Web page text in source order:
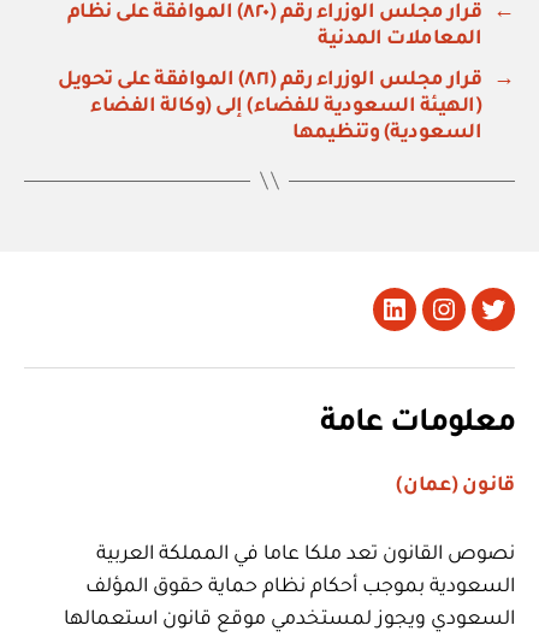
←
قرار مجلس الوزراء رقم (٨٢٠) الموافقة على نظام
المعاملات المدنية
→
قرار مجلس الوزراء رقم (٨٢١) الموافقة على تحويل
(الهيئة السعودية للفضاء) إلى (وكالة الفضاء
السعودية) وتنظيمها
تويتر Instagram
LinkedIn
معلومات عامة
قانون (عمان)
نصوص القانون تعد ملكا عاما في المملكة العربية
السعودية بموجب أحكام نظام حماية حقوق المؤلف
السعودي ويجوز لمستخدمي موقع قانون استعمالها